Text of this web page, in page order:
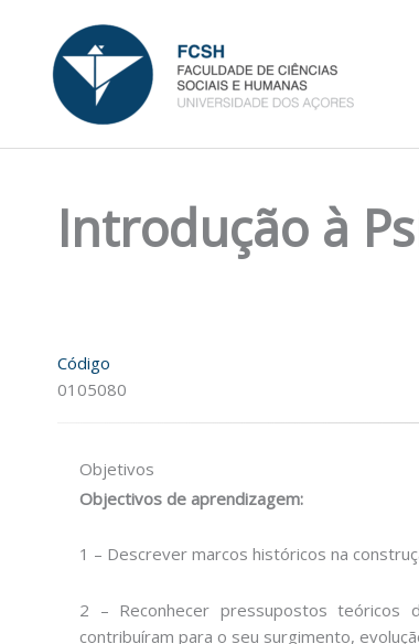
content
Introdução à
Código
0105080
Objetivos
Objectivos de aprendizagem:
1 – Descrever marcos históricos na
2 – Reconhecer pressupostos teóricos
contribuíram para o seu surgimento,